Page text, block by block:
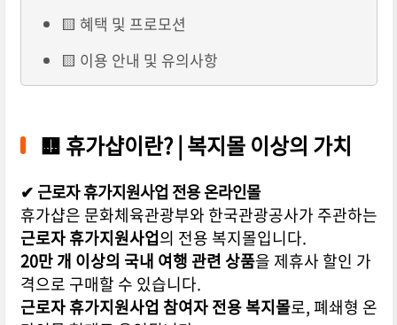
🟨 혜택 및 프로모션
🟨 이용 안내 및 유의사항
🟨휴가샵이란? | 복지몰 이상의 가치
✔ 근로자 휴가지원사업 전용 온라인몰
휴가샵은 문화체육관광부와 한국관광공사가 주관하는
근로자 휴가지원사업의 전용 복지몰입니다.
20만 개 이상의 국내 여행 관련 상품을 제휴사 할인 가
격으로 구매할 수 있습니다.
근로자 휴가지원사업 참여자 전용 복지몰로, 폐쇄형 온